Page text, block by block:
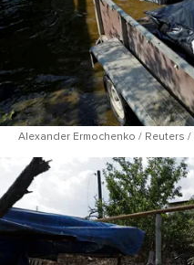
Alexander Ermochenko / Reuters /